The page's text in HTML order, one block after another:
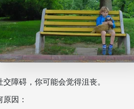
障碍，你可能会觉得沮丧。
因：